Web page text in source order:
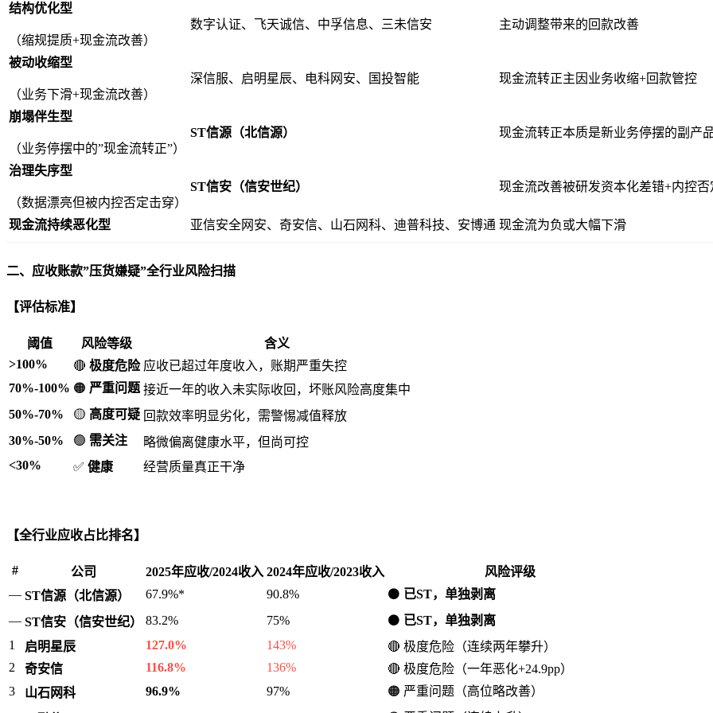
结构优化型
（缩规提质+现金流改善）
数字认证、飞天诚信、中孚信息、三未信安 主动调整带来的回款改善
被动收缩型
（业务下滑+现金流改善）
深信服、启明星辰、电科网安、国投智能 现金流转正主因业务收缩+回款管控
崩塌伴生型
（业务停摆中的”现金流转正”）
ST信源（北信源） 现金流转正本质是新业务停摆的副产
治理失序型
（数据漂亮但被内控否定击穿）
ST信安（信安世纪） 现金流改善被研发资本化差错+内控否
现金流持续恶化型 亚信安全网安、奇安信、山石网科、迪普科技、安博通 现金流为负或大幅下滑
二、应收账款”压货嫌疑”全行业风险扫描
【评估标准】
阈值 风险等级
含义
>100%
🔴 极度危险 应收已超过年度收入，账期严重失控
70%-100% 🟠 严重问题 接近一年的收入未实际收回，坏账风险高度集中
50%-70%
🟡 高度可疑 回款效率明显劣化，需警惕减值释放
30%-50%
🟢 需关注
略微偏离健康水平，但尚可控
<30%
✅ 健康 经营质量真正干净
【全行业应收占比排名】
# 公司 2025年应收/2024收入 2024年应收/2023收入
风险评级
— ST信源（北信源） 67.9%* 90.8% ⚫ 已ST，单独剥离
— ST信安（信安世纪） 83.2% 75% ⚫ 已ST，单独剥离
1
启明星辰 127.0% 143%
🔴 极度危险（连续两年攀升）
2
奇安信 116.8% 136%
🔴 极度危险（一年恶化+24.9pp）
3
山石网科 96.9% 97%
🟠 严重问题（高位略改善）